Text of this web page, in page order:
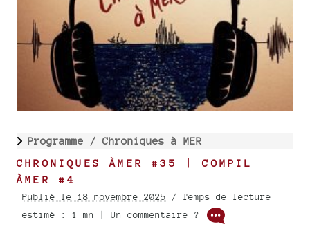
Programme / Chroniques à MER
CHRONIQUES ÀMER #35 | COMPIL
ÀMER #4
Publié le 18 novembre 2025 / Temps de lecture
estimé : 1 mn | Un commentaire ?